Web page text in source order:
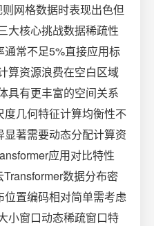
网格数据时表现出色但
大核心挑战数据稀疏性
常不足5%直接应用标
算资源浪费在空白区域
具有更丰富的空间关系
几何特征计算均衡性不
著需要动态分配计算资
应用对比特性
数据分布密
置编码相对简单需考虑
小窗口动态稀疏窗口特